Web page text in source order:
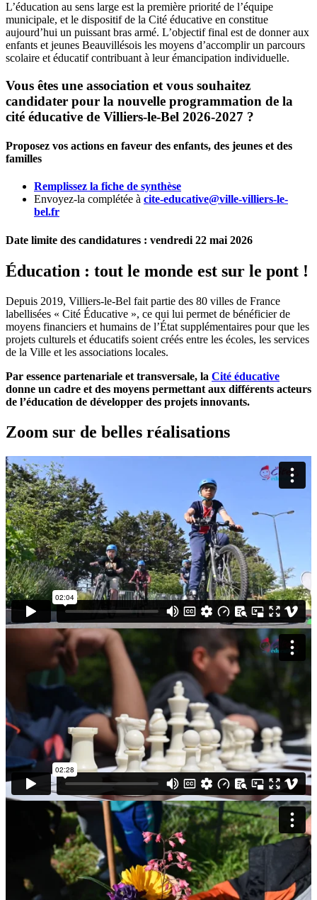
L’éducation au sens large est la première priorité de l’équipe
municipale, et le dispositif de la Cité éducative en constitue
aujourd’hui un puissant bras armé. L’objectif final est de donner aux
enfants et jeunes Beauvillésois les moyens d’accomplir un parcours
scolaire et éducatif contribuant à leur émancipation individuelle.
Vous êtes une association et vous souhaitez
candidater pour la nouvelle programmation de la
cité éducative de Villiers-le-Bel 2026-2027 ?
Proposez vos actions en faveur des enfants, des jeunes et des
familles
Remplissez la fiche de synthèse
Envoyez-la complétée à cite-educative@ville-villiers-le-
bel.fr
Date limite des candidatures : vendredi 22 mai 2026
Éducation : tout le monde est sur le pont !
Depuis 2019, Villiers-le-Bel fait partie des 80 villes de France
labellisées « Cité Éducative », ce qui lui permet de bénéficier de
moyens financiers et humains de l’État supplémentaires pour que les
projets culturels et éducatifs soient créés entre les écoles, les services
de la Ville et les associations locales.
Par essence partenariale et transversale, la Cité éducative
donne un cadre et des moyens permettant aux différents acteurs
de l’éducation de développer des projets innovants.
Zoom sur de belles réalisations